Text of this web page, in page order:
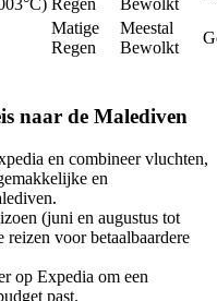
Regen
Bewolkt
Matige
Regen
Meestal
Bewolkt
naar de Malediven
en combineer vluchten,
en
(juni en augustus tot
reizen voor betaalbaardere
op Expedia om een
past.